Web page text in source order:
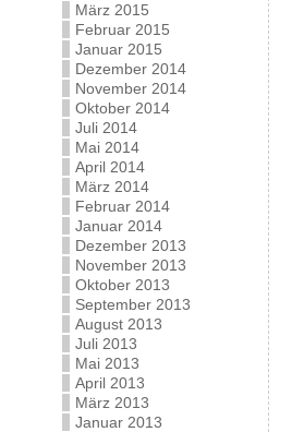
März 2015
Februar 2015
Januar 2015
Dezember 2014
November 2014
Oktober 2014
Juli 2014
Mai 2014
April 2014
März 2014
Februar 2014
Januar 2014
Dezember 2013
November 2013
Oktober 2013
September 2013
August 2013
Juli 2013
Mai 2013
April 2013
März 2013
Januar 2013